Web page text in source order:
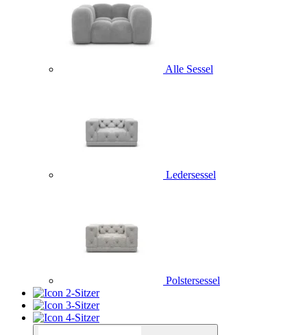
Alle Sessel
Ledersessel
Polstersessel
2-Sitzer
3-Sitzer
4-Sitzer